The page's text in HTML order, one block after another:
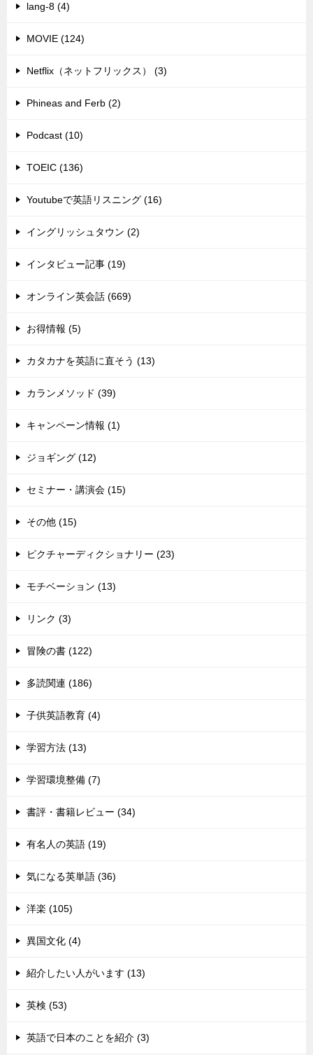
lang-8 (4)
MOVIE (124)
Netflix（ネットフリックス） (3)
Phineas and Ferb (2)
Podcast (10)
TOEIC (136)
Youtubeで英語リスニング (16)
イングリッシュタウン (2)
インタビュー記事 (19)
オンライン英会話 (669)
お得情報 (5)
カタカナを英語に直そう (13)
カランメソッド (39)
キャンペーン情報 (1)
ジョギング (12)
セミナー・講演会 (15)
その他 (15)
ピクチャーディクショナリー (23)
モチベーション (13)
リンク (3)
冒険の書 (122)
多読関連 (186)
子供英語教育 (4)
学習方法 (13)
学習環境整備 (7)
書評・書籍レビュー (34)
有名人の英語 (19)
気になる英単語 (36)
洋楽 (105)
異国文化 (4)
紹介したい人がいます (13)
英検 (53)
英語で日本のことを紹介 (3)